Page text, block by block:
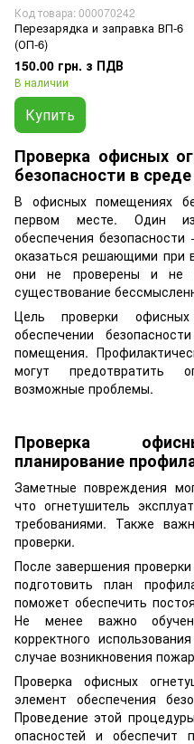
Код товара: 000070242
Перезарядка и заправка ВП-6
(ОП-6)
150.00 грн. з ПДВ
В наличии
Купить
Проверка офисных
безопасности в среде
В офисных помещениях
первом месте. Один
обеспечения
оказаться решающими при
они не проверены и не
существование
Цель проверки
обеспечении
помещения.
могут предотвратить
возможные проблемы.
Проверка
планирование
Заметные повреждения
что огнетушитель
требованиями. Также
проверки.
После завершения
подготовить план
поможет обеспечить
Не менее важно
корректного
случае возникновения
Проверка офисных
элемент обеспечения
Проведение этой
опасностей и обеспечит